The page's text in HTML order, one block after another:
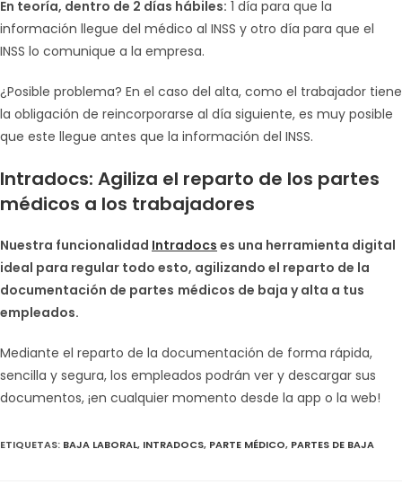
En teoría, dentro de 2 días hábiles: 1 día para que la
información llegue del médico al INSS y otro día para que el
INSS lo comunique a la empresa.
¿Posible problema? En el caso del alta, como el trabajador tiene
la obligación de reincorporarse al día siguiente, es muy posible
que este llegue antes que la información del INSS.
Intradocs: Agiliza el reparto de los partes
médicos a los trabajadores
Nuestra funcionalidad Intradocs es una herramienta digital
ideal para regular todo esto, agilizando el reparto de la
documentación de partes médicos de baja y alta a tus
empleados.
Mediante el reparto de la documentación de forma rápida,
sencilla y segura, los empleados podrán ver y descargar sus
documentos, ¡en cualquier momento desde la app o la web!
ETIQUETAS: BAJA LABORAL, INTRADOCS, PARTE MÉDICO, PARTES DE BAJA